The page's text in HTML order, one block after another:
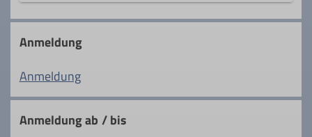
Trainer*in B Skihochtour
Fachübungsleiter*in Mountainbike
Ämter
Klimaschutzkoordinator
Die Bergbusgruppe nutzt das Angebot des
Bergbusses der Sektion, um im Winter
und Sommer zu gezielten
Ausgangspunkten für Ski- oder
Schneeschuhtouren und Bergtouren zu
gelangen. Es handelt sich entweder um
Teilnehmer geführter Touren oder um
Anmeldung
Anmeldung
Anmeldung ab / bis